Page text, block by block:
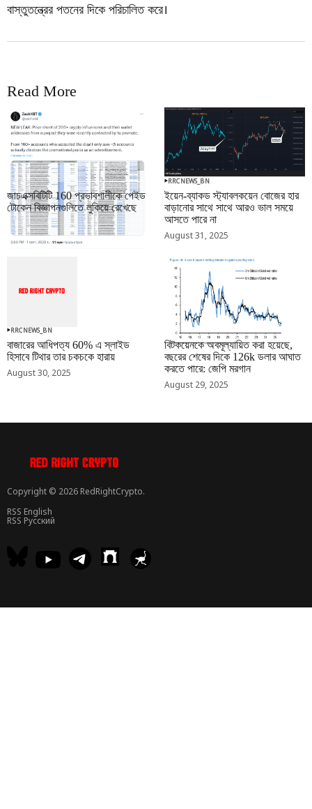
বাস্তুতন্ত্রের পতনের দিকে পরিচালিত করে।
Read More
RRCNEWS_BN
জাচএক্সবিটিটি 160 প্রভাবশালীকে পেইড
টোকেন বিজ্ঞাপনগুলিতে লুকিয়ে রেখেছে
September 01, 2025
RRCNEWS_BN
ইয়েন-ব্যাকড স্ট্যাবলকয়েন বোজের হার
বাড়ানোর সাথে সাথে আরও ভাল সময়ে
আসতে পারে না
August 31, 2025
RRCNEWS_BN
বাজারের আধিপত্য 60% এ স্লাইড
হিসাবে টিথার তার চকচকে হারায়
August 30, 2025
RRCNEWS_BN
বিটকয়েনকে অবমূল্যায়িত করা হয়েছে,
বছরের শেষের দিকে 126k ডলার আঘাত
করতে পারে: জেপি মরগান
August 29, 2025
Copyright © 2026 RedRightCrypto.
RSS English
RSS Русский